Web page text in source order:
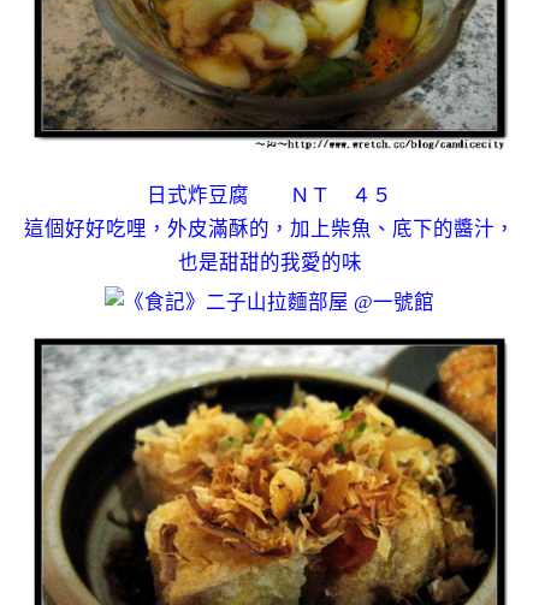
日式炸豆腐 ＮＴ ４５
這個好好吃哩，外皮滿酥的，加上柴魚、底下的醬汁，
也是甜甜的我愛的味